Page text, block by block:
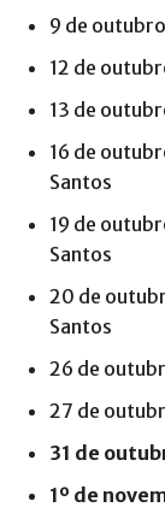
9 de
12 de
13 de
16 de
Santos
19 de
Santos
20 de
Santos
26 de
27 de
31 de
1º de